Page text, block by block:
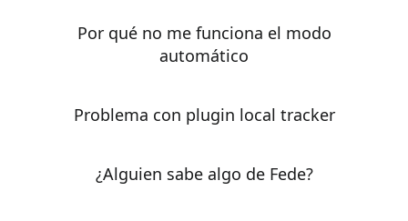
Por qué no me funciona el modo
automático
Problema con plugin local tracker
¿Alguien sabe algo de Fede?